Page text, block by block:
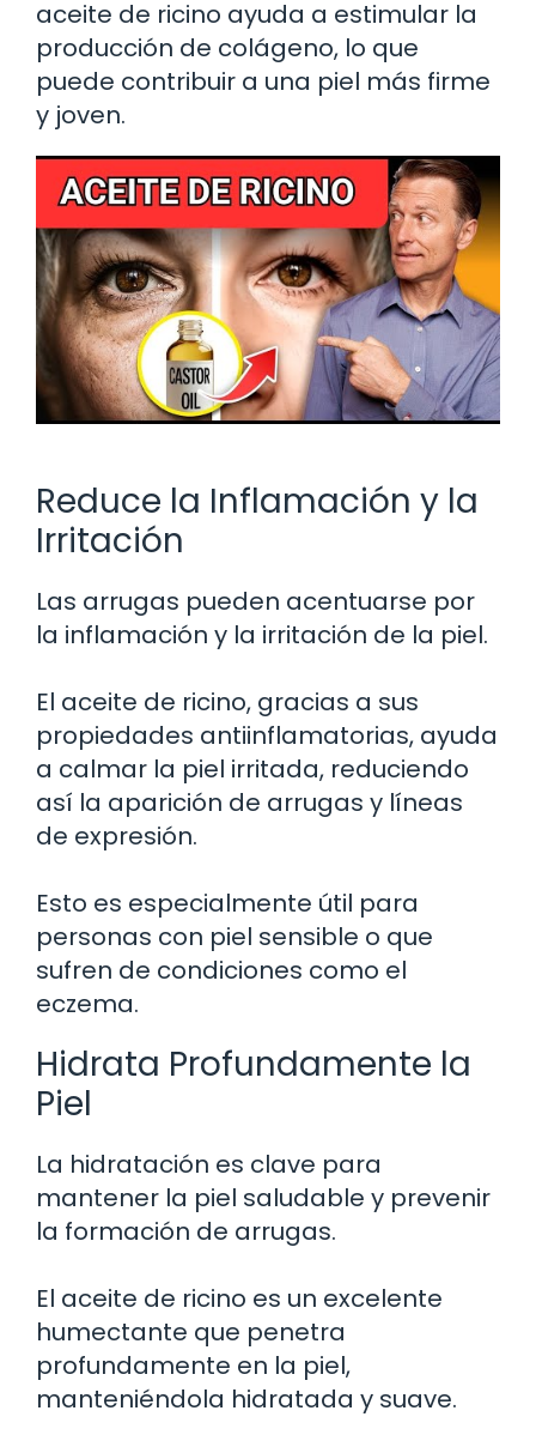
aceite de ricino ayuda a estimular la
producción de colágeno, lo que
puede contribuir a una piel más firme
y joven.
Reduce la Inflamación y la
Irritación
Las arrugas pueden acentuarse por
la inflamación y la irritación de la piel.
El aceite de ricino, gracias a sus
propiedades antiinflamatorias, ayuda
a calmar la piel irritada, reduciendo
así la aparición de arrugas y líneas
de expresión.
Esto es especialmente útil para
personas con piel sensible o que
sufren de condiciones como el
eczema.
Hidrata Profundamente la
Piel
La hidratación es clave para
mantener la piel saludable y prevenir
la formación de arrugas.
El aceite de ricino es un excelente
humectante que penetra
profundamente en la piel,
manteniéndola hidratada y suave.